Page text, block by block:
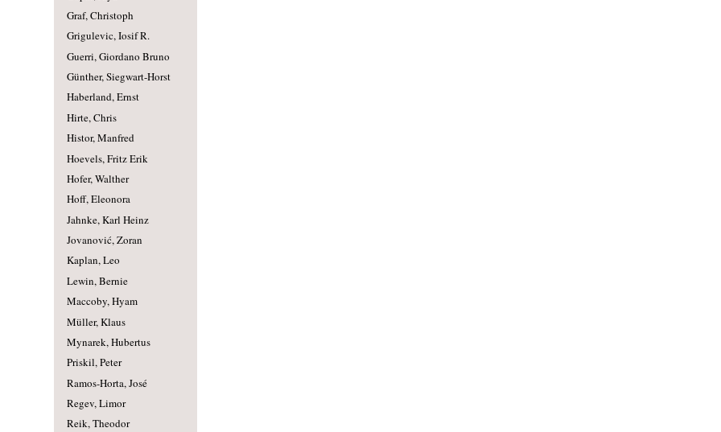
Graf, Christoph
Grigulevic, Iosif R.
Guerri, Giordano Bruno
Günther, Siegwart-Horst
Haberland, Ernst
Hirte, Chris
Histor, Manfred
Hoevels, Fritz Erik
Hofer, Walther
Hoff, Eleonora
Jahnke, Karl Heinz
Jovanović, Zoran
Kaplan, Leo
Lewin, Bernie
Maccoby, Hyam
Müller, Klaus
Mynarek, Hubertus
Priskil, Peter
Ramos-Horta, José
Regev, Limor
Reik, Theodor